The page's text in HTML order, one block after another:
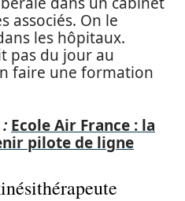
associés. On le
les hôpitaux.
pas du jour au
faire une formation
Ecole Air France : la
pilote de ligne